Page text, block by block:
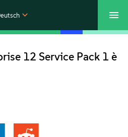
12 Service Pack 1 è